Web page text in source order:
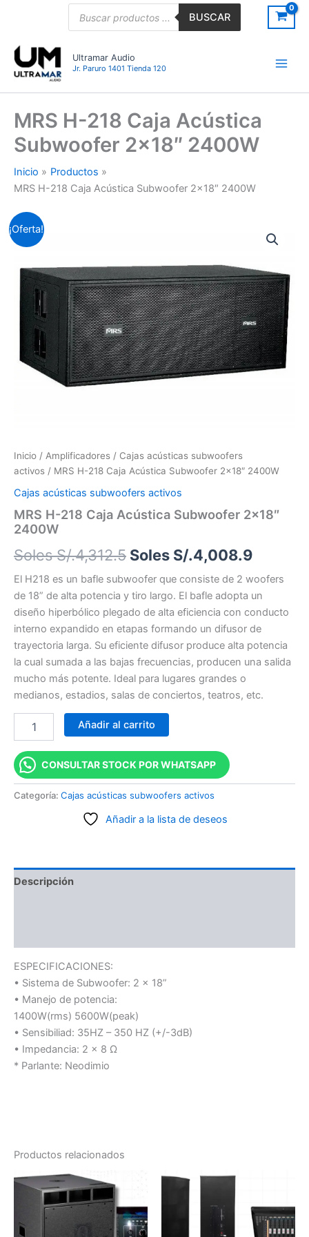
BUSCAR
Ultramar Audio
Jr. Paruro 1401 Tienda 120
MRS H-218 Caja Acústica
Subwoofer 2×18″ 2400W
Inicio
Productos
MRS H-218 Caja Acústica Subwoofer 2×18″ 2400W
¡Oferta!
Inicio / Amplificadores / Cajas acústicas subwoofers
activos / MRS H-218 Caja Acústica Subwoofer 2×18″ 2400W
Cajas acústicas subwoofers activos
MRS H-218 Caja Acústica Subwoofer 2×18″
2400W
Soles S/.4,312.5
original
era:
Soles
S/.4,312.5.
Soles S/.4,008.9
actual
es:
Soles
S/
El H218 es un bafle subwoofer que consiste de 2 woofers
de 18” de alta potencia y tiro largo. El bafle adopta un
diseño hiperbólico plegado de alta eficiencia con conducto
interno expandido en etapas formando un difusor de
trayectoria larga. Su eficiente difusor produce alta potencia
la cual sumada a las bajas frecuencias, producen una salida
mucho más potente. Ideal para lugares grandes o
medianos, estadios, salas de conciertos, teatros, etc.
MRS
H-
218
Acústica
Subwoofer
2x18"
2400W
cantidad
Añadir al carrito
CONSULTAR STOCK POR WHATSAPP
Categoría: Cajas acústicas subwoofers activos
Añadir a la lista de deseos
Descripción
ESPECIFICACIONES:
• Sistema de Subwoofer: 2 x 18”
• Manejo de potencia:
1400W(rms) 5600W(peak)
• Sensibiliad: 35HZ – 350 HZ (+/-3dB)
• Impedancia: 2 x 8 Ω
* Parlante: Neodimio
Productos relacionados